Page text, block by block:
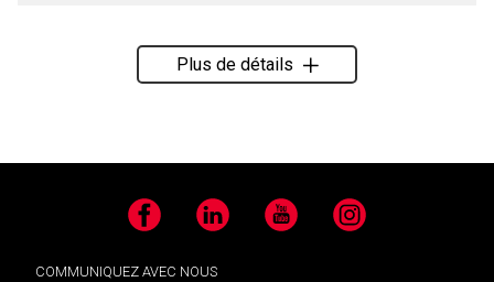
Plus de détails
Facebook LinkedIn YouTube Instagram
COMMUNIQUEZ AVEC NOUS